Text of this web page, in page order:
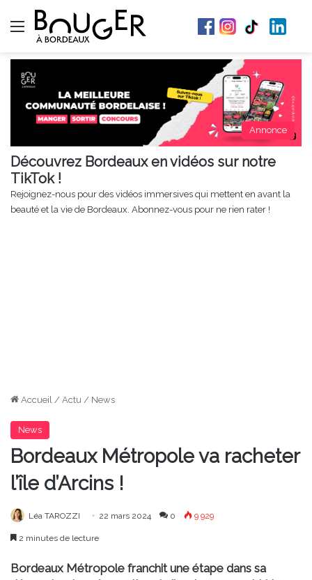
Menu
Annonce
Découvrez Bordeaux en vidéos sur notre
TikTok !
Rejoignez-nous pour des vidéos immersives qui mettent en avant la
beauté et la vie de Bordeaux. Abonnez-vous pour ne rien rater !
Accueil / Actu / News
News
Bordeaux Métropole va racheter
l’île d’Arcins !
Léa TAROZZI 22 mars 2024 0 9 929
2 minutes de lecture
Bordeaux Métropole franchit une étape dans sa